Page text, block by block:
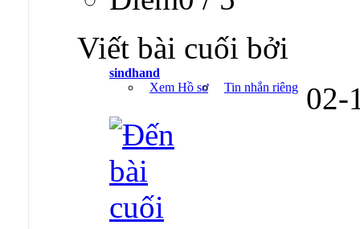
Viết bài cuối bởi
sindhand
Xem Hồ sơ
Tin nhắn riêng 02-